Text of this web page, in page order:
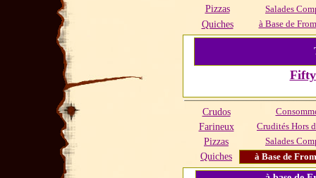
Pizzas Salades
Quiches à Base de
Crudos
Farineux Crudités Hors
Pizzas Salades
Quiches à Base de